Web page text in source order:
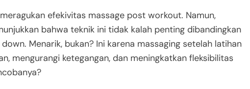
efekivitas massage post workout. Namun,
bahwa teknik ini tidak kalah penting dibandingkan
Menarik, bukan? Ini karena massaging setelah latihan
mengurangi ketegangan, dan meningkatkan fleksibilitas